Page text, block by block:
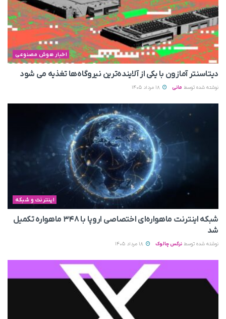
اخبار هوش مصنوعی
دیتاسنتر آمازون با یکی از آلاینده‌ترین نیروگاه‌ها تغذیه می‌ شود
نوشته شده توسط مانی
اینترنت و شبکه
شبکه اینترنت ماهواره‌ای اختصاصی اروپا با ۳۴۸ ماهواره تکمیل
شد
نوشته شده توسط نرگس چالوک